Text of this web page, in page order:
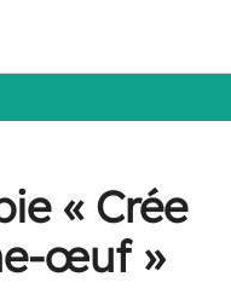
« Crée
œuf »